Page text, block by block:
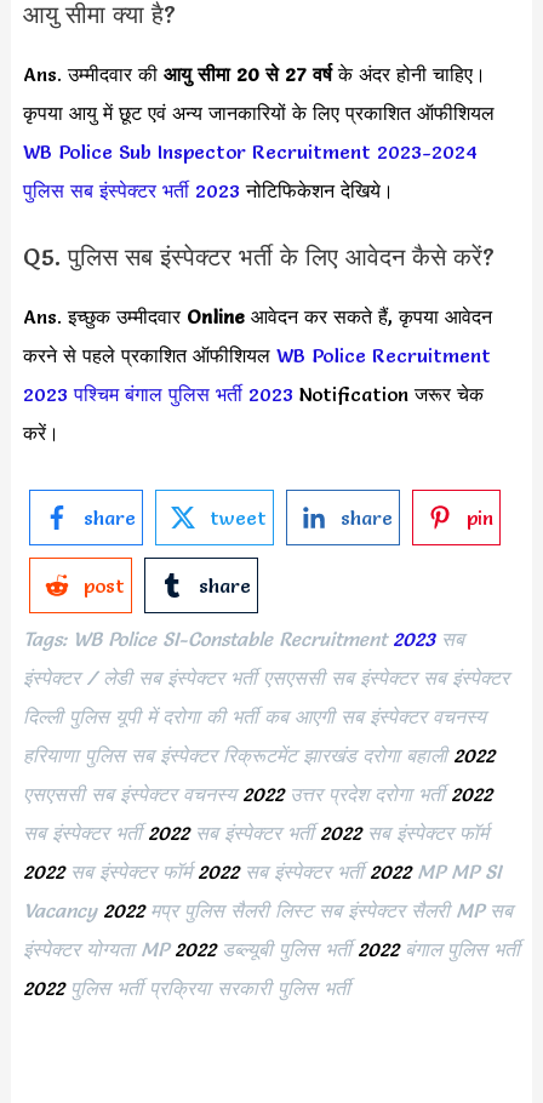
आयु सीमा क्या है?
Ans. उम्मीदवार की आयु सीमा 20 से 27 वर्षके अंदर होनी चाहिए।
कृपया आयु में छूट एवं अन्य जानकारियों के लिए प्रकाशित ऑफीशियल
WB Police Sub Inspector Recruitment 2023-2024
पुलिस सब इंस्पेक्टर भर्ती 2023 नोटिफिकेशन देखिये।
Q5. पुलिस सब इंस्पेक्टर भर्ती के लिए आवेदन कैसे करें?
Ans. इच्छुक उम्मीदवार Online आवेदन कर सकते हैं, कृपया आवेदन
करने से पहले प्रकाशित ऑफीशियल WB Police Recruitment
2023 पश्चिम बंगाल पुलिस भर्ती 2023 Notification जरूर चेक
करें।
share tweet share pin
post share
Tags: WB Police SI-Constable Recruitment 2023सब
इंस्पेक्टर / लेडी सब इंस्पेक्टर भर्ती एसएससी सब इंस्पेक्टर सब इंस्पेक्टर
दिल्ली पुलिस यूपी में दरोगा की भर्ती कब आएगी सब इंस्पेक्टर वचनस्य
हरियाणा पुलिस सब इंस्पेक्टर रिक्रूटमेंट झारखंड दरोगा बहाली 2022
एसएससी सब इंस्पेक्टर वचनस्य2022उत्तर प्रदेश दरोगा भर्ती2022
सब इंस्पेक्टर भर्ती2022सब इंस्पेक्टर भर्ती2022सब इंस्पेक्टर फॉर्म
2022सब इंस्पेक्टर फॉर्म2022सब इंस्पेक्टर भर्ती2022MP MP SI
Vacancy 2022मप्र पुलिस सैलरी लिस्ट सब इंस्पेक्टर सैलरी MP सब
इंस्पेक्टर योग्यता MP 2022डब्ल्यूबी पुलिस भर्ती2022बंगाल पुलिस भर्ती
2022पुलिस भर्ती प्रक्रिया सरकारी पुलिस भर्ती